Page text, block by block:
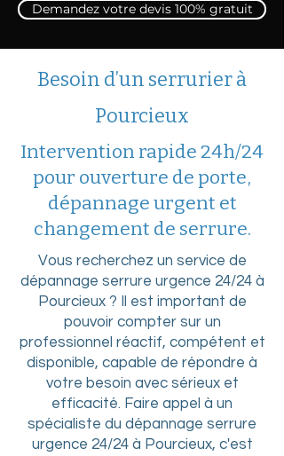
Demandez votre devis 100% gratuit
Besoin d’un serrurier à
Pourcieux
Intervention rapide 24h/24
pour ouverture de porte,
dépannage urgent et
changement de serrure.
Vous recherchez un service de
dépannage serrure urgence 24/24 à
Pourcieux ? Il est important de
pouvoir compter sur un
professionnel réactif, compétent et
disponible, capable de répondre à
votre besoin avec sérieux et
efficacité. Faire appel à un
spécialiste du dépannage serrure
urgence 24/24 à Pourcieux, c'est